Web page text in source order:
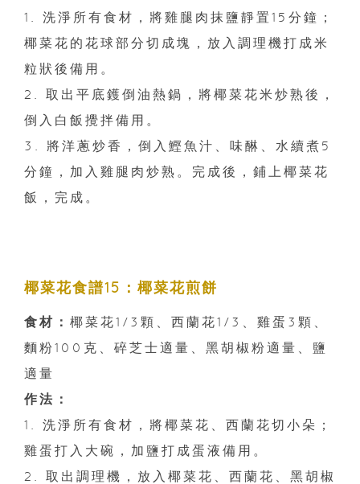
1. 洗淨所有食材，將雞腿肉抹鹽靜置15分鐘；
椰菜花的花球部分切成塊，放入調理機打成米
粒狀後備用。
2. 取出平底鑊倒油熱鍋，將椰菜花米炒熟後，
倒入白飯攪拌備用。
3. 將洋蔥炒香，倒入鰹魚汁、味醂、水續煮5
分鐘，加入雞腿肉炒熟。完成後，鋪上椰菜花
飯，完成。
椰菜花食譜15：椰菜花煎餅
食材： 椰菜花1/3顆、西蘭花1/3、雞蛋3顆、
麵粉100克、碎芝士適量、黑胡椒粉適量、鹽
適量
作法：
1. 洗淨所有食材，將椰菜花、西蘭花切小朵；
雞蛋打入大碗，加鹽打成蛋液備用。
2. 取出調理機，放入椰菜花、西蘭花、黑胡椒